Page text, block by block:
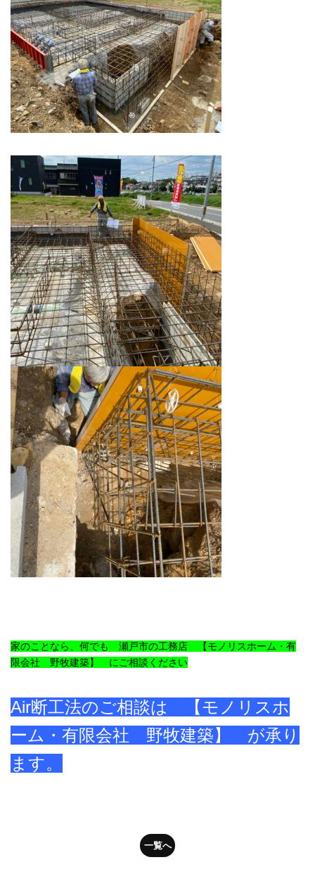
家のことなら、何でも 瀬戸市の工務店 【モノリスホーム・有
限会社 野牧建築】 にご相談ください
Air断工法のご相談は
【モノリスホ
ーム・有限会社 野牧建築】 が承り
ます。
一覧へ